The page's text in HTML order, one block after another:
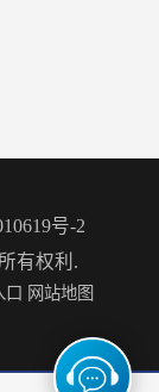
号-2
有权利.
口 网站地图